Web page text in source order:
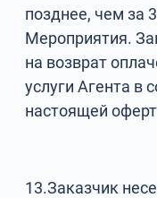
позднее, чем за
Мероприятия.
на возврат
услуги Агента в
настоящей
13.Заказчик